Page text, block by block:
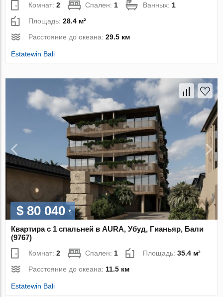
Комнат:2 Спален: 1 Ванных: 1
Площадь:28.4 м²
Расстояние до океана:29.5 км
Estatewin Bali
$ 80 040
Квартира с 1 спальней в AURA, Убуд, Гианьяр, Бали
(9767)
Комнат:2 Спален:1 Площадь:35.4 м²
Расстояние до океана:11.5 км
Estatewin Bali